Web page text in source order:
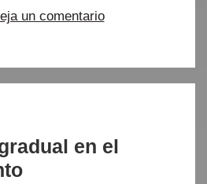
un comentario
en el